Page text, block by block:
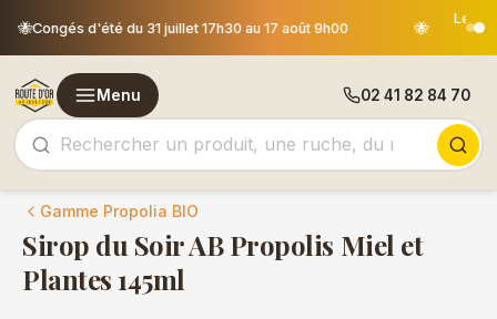
🐝
Les commandes passées après le 30 juillet 12h00 seront
expédiées le 18 août
Menu 02 41 82 84 70
Gamme Propolia BIO
Sirop du Soir AB Propolis Miel et
Plantes 145ml